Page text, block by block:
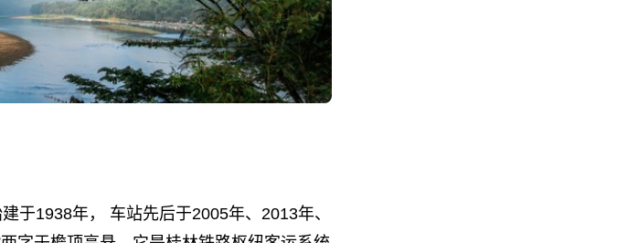
于1938年， 车站先后于2005年、2013年、